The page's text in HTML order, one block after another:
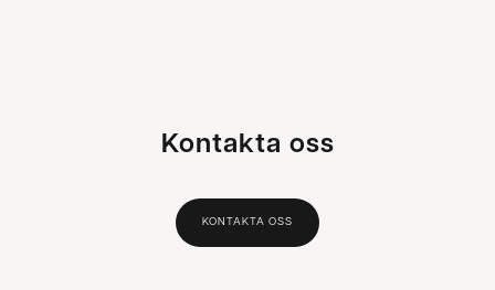
Kontakta oss
KONTAKTA OSS